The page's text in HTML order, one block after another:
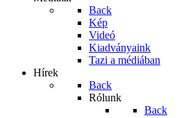
Back
Kép
Videó
Kiadványaink
Tazi a médiában
Hírek
Back
Rólunk
Back